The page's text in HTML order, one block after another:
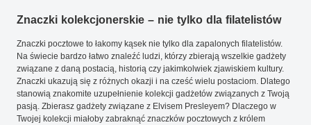
Znaczki kolekcjonerskie – nie tylko dla filatelistów
Znaczki pocztowe to łakomy kąsek nie tylko dla zapalonych filatelistów.
Na świecie bardzo łatwo znaleźć ludzi, którzy zbierają wszelkie gadżety
związane z daną postacią, historią czy jakimkolwiek zjawiskiem kultury.
Znaczki ukazują się z różnych okazji i na cześć wielu postaciom. Dlatego
stanowią znakomite uzupełnienie kolekcji gadżetów związanych z Twoją
pasją. Zbierasz gadżety związane z Elvisem Presleyem? Dlaczego w
Twojej kolekcji miałoby zabraknąć znaczków pocztowych z królem